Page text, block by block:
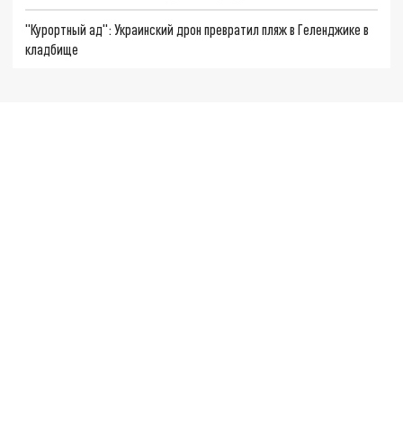
"Курортный ад": Украинский дрон превратил пляж в Геленджике в
кладбище